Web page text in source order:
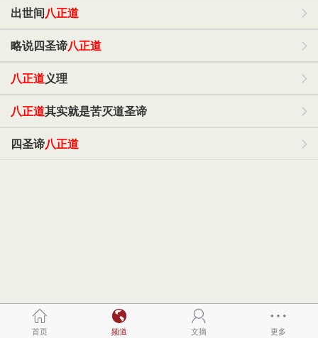
出世间八正道
略说四圣谛八正道
八正道义理
八正道其实就是苦灭道圣谛
四圣谛八正道
首页 频道 文摘 更多